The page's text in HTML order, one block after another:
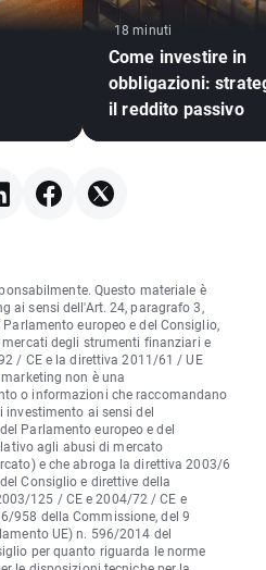
18 minuti
Come investire in
obbligazioni:
il reddito passivo
Questo materiale è
ai sensi dell'Art. 24, paragrafo 3,
europeo e del Consiglio,
degli strumenti finanziari e
/ CE e la direttiva 2011/61 / UE
non è una
o informazioni che raccomandano
ai sensi del
Parlamento europeo e del
agli abusi di mercato
e che abroga la direttiva 2003/6
Consiglio e direttive della
125 / CE e 2004/72 / CE e
958 della Commissione, del 9
UE) n. 596/2014 del
per quanto riguarda le norme